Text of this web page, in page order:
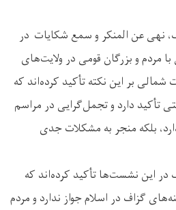
نهی عن المنکر و سمع شکایات در
مردم و بزرگان قومی در ولایت‌های
شمالی بر این نکته تأکید کرده‌اند که
تأکید دارد و تجمل‌گرایی در مراسم
بلکه منجر به مشکلات جدی
در این نشست‌ها تأکید کرده‌اند که
گزاف در اسلام جواز ندارد و مردم